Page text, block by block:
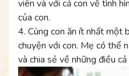
viên và với cả con về tình
của con.
4. Cùng con ăn ít nhất một
chuyện với con. Mẹ có thể
và chia sẻ về những điều